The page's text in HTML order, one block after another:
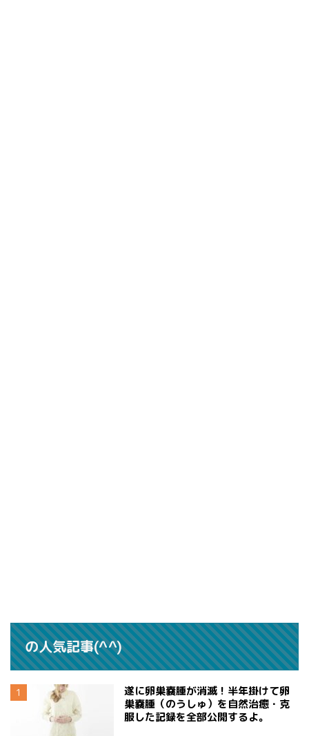
の人気記事(^^)
遂に卵巣嚢腫が消滅！半年掛けて卵
巣嚢腫（のうしゅ）を自然治癒・克
服した記録を全部公開するよ。